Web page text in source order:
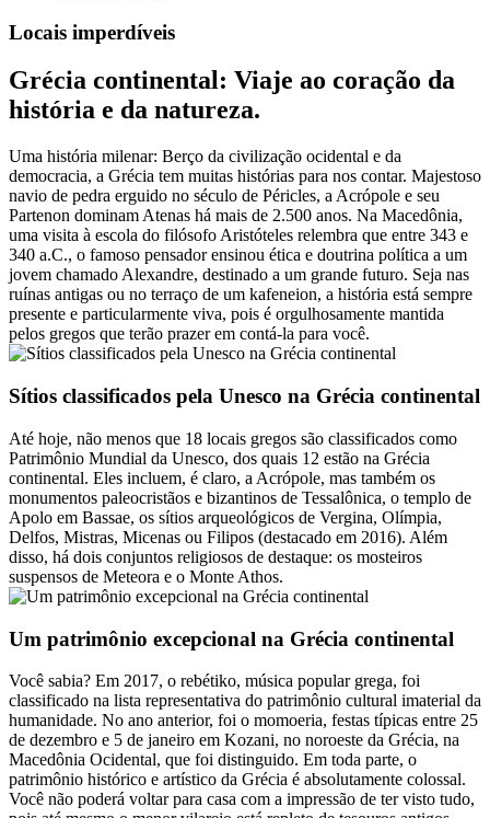
Locais imperdíveis
Grécia continental: Viaje ao coração da
história e da natureza.
Uma história milenar: Berço da civilização ocidental e da
democracia, a Grécia tem muitas histórias para nos contar. Majestoso
navio de pedra erguido no século de Péricles, a Acrópole e seu
Partenon dominam Atenas há mais de 2.500 anos. Na Macedônia,
uma visita à escola do filósofo Aristóteles relembra que entre 343 e
340 a.C., o famoso pensador ensinou ética e doutrina política a um
jovem chamado Alexandre, destinado a um grande futuro. Seja nas
ruínas antigas ou no terraço de um kafeneion, a história está sempre
presente e particularmente viva, pois é orgulhosamente mantida
pelos gregos que terão prazer em contá-la para você.
Sítios classificados pela Unesco na Grécia continental
Até hoje, não menos que 18 locais gregos são classificados como
Patrimônio Mundial da Unesco, dos quais 12 estão na Grécia
continental. Eles incluem, é claro, a Acrópole, mas também os
monumentos paleocristãos e bizantinos de Tessalônica, o templo de
Apolo em Bassae, os sítios arqueológicos de Vergina, Olímpia,
Delfos, Mistras, Micenas ou Filipos (destacado em 2016). Além
disso, há dois conjuntos religiosos de destaque: os mosteiros
suspensos de Meteora e o Monte Athos.
Um patrimônio excepcional na Grécia continental
Você sabia? Em 2017, o rebétiko, música popular grega, foi
classificado na lista representativa do patrimônio cultural imaterial da
humanidade. No ano anterior, foi o momoeria, festas típicas entre 25
de dezembro e 5 de janeiro em Kozani, no noroeste da Grécia, na
Macedônia Ocidental, que foi distinguido. Em toda parte, o
patrimônio histórico e artístico da Grécia é absolutamente colossal.
Você não poderá voltar para casa com a impressão de ter visto tudo,